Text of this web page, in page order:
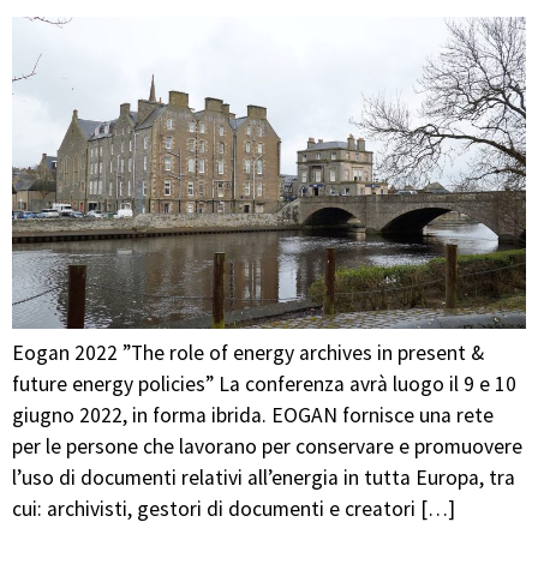
Eogan 2022 ​”​The role of energy archives in present &
future energy policies” La conferenza avrà luogo il 9 e 10
giugno 2022, in forma ibrida. EOGAN fornisce una rete
per le persone che lavorano per conservare e promuovere
l’uso di documenti relativi all’energia in tutta Europa, tra
cui: archivisti, gestori di documenti e creatori […]